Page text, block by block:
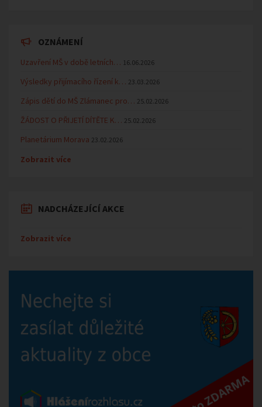
OZNÁMENÍ
Uzavření MŠ v době letních… 16.06.2026
Výsledky přijímacího řízení k… 23.03.2026
Zápis dětí do MŠ Zlámanec pro… 25.02.2026
ŽÁDOST O PŘIJETÍ DÍTĚTE K… 25.02.2026
Planetárium Morava 23.02.2026
Zobrazit více
NADCHÁZEJÍCÍ AKCE
Zobrazit více